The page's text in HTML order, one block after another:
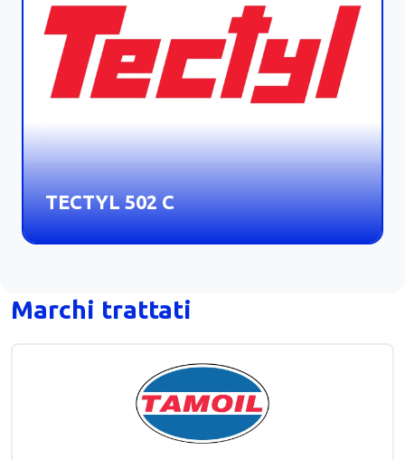
TECTYL 502 C
Marchi trattati